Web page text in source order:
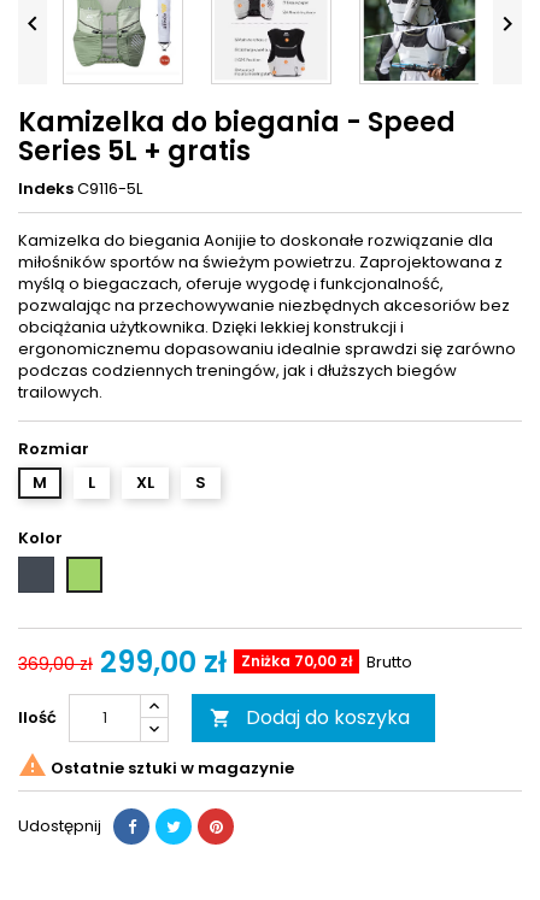
 
Kamizelka do biegania - Speed
Series 5L + gratis
IndeksC9116-5L
Kamizelka do biegania Aonijie to doskonałe rozwiązanie dla
miłośników sportów na świeżym powietrzu. Zaprojektowana z
myślą o biegaczach, oferuje wygodę i funkcjonalność,
pozwalając na przechowywanie niezbędnych akcesoriów bez
obciążania użytkownika. Dzięki lekkiej konstrukcji i
ergonomicznemu dopasowaniu idealnie sprawdzi się zarówno
podczas codziennych treningów, jak i dłuższych biegów
trailowych.
Rozmiar
M
L XL S
Kolor
czarny
369,00 zł 299,00 zł Zniżka 70,00 zł Brutto
Ilość  Dodaj do koszyka
 Ostatnie sztuki w magazynie
Udostępnij